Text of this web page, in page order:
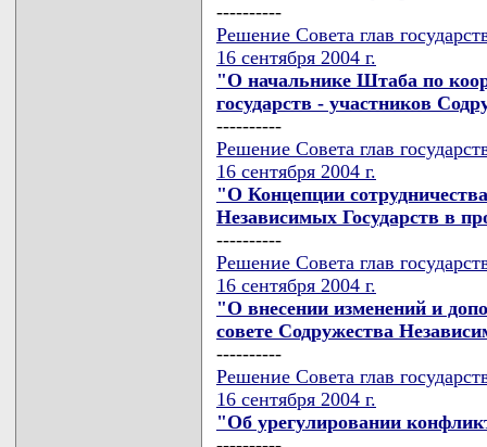
----------
Решение Совета глав
16 сентября 2004 г.
"О начальнике Штаба по
государств - участников
----------
Решение Совета глав
16 сентября 2004 г.
"О Концепции
Независимых Государств в
----------
Решение Совета глав
16 сентября 2004 г.
"О внесении изменений и
совете Содружества
----------
Решение Совета глав
16 сентября 2004 г.
"Об урегулировании